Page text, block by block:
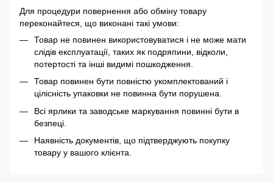
Для процедури повернення або обміну товару
переконайтеся, що виконані такі умови:
Товар не повинен використовуватися і не може мати
слідів експлуатації, таких як подряпини, відколи,
потертості та інші видимі пошкодження.
Товар повинен бути повністю укомплектований і
цілісність упаковки не повинна бути порушена.
Всі ярлики та заводське маркування повинні бути в
безпеці.
Наявність документів, що підтверджують покупку
товару у вашого клієнта.